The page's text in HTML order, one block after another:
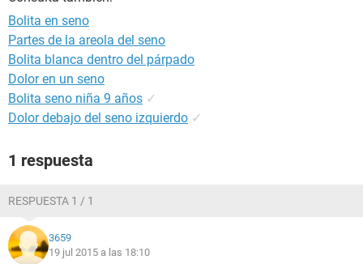
Bolita en seno
Partes de la areola del seno
Bolita blanca dentro del párpado
Dolor en un seno
Bolita seno niña 9 años ✓
Dolor debajo del seno izquierdo ✓
1 respuesta
RESPUESTA 1 / 1
3659
19 jul 2015 a las 18:10